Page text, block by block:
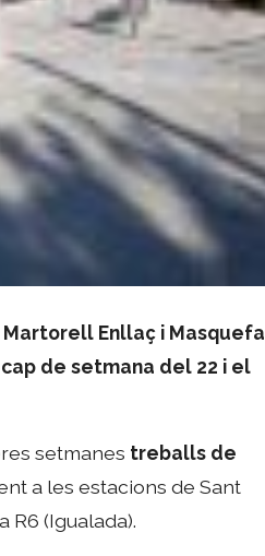
Enllaç i Masquefa
de setmana del 22 i el
setmanes treballs de
a les estacions de Sant
R6 (Igualada).